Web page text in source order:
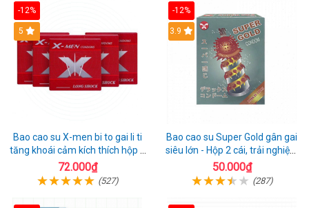
-12%
Hot
5
Bao cao su X-men bi to gai li ti
tăng khoái cảm kích thích hộp 1
cái
72.000₫
(527)
-12%
3.9
Bao cao su Super Gold gân gai
siêu lớn - Hộp 2 cái, trải nghiệm
mới lạ
50.000₫
(287)